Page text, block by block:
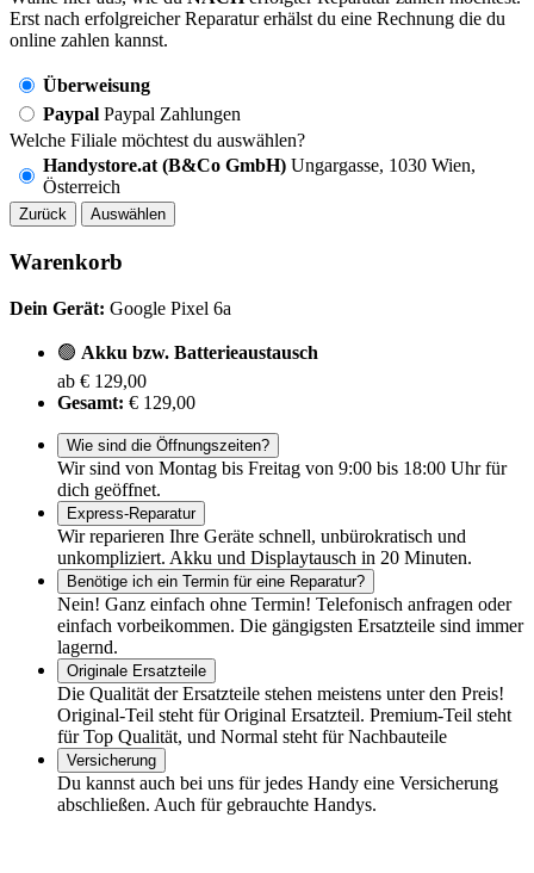
Erst nach erfolgreicher Reparatur erhälst du eine Rechnung die du
online zahlen kannst.
Überweisung
Paypal Paypal Zahlungen
Welche Filiale möchtest du auswählen?
Handystore.at (B&Co GmbH) Ungargasse, 1030 Wien,
Österreich
Zurück Auswählen
Warenkorb
Dein Gerät: Google Pixel 6a
🟢 Akku bzw. Batterieaustausch
ab € 129,00
Gesamt: € 129,00
Wie sind die Öffnungszeiten?
Wir sind von Montag bis Freitag von 9:00 bis 18:00 Uhr für
dich geöffnet.
Express-Reparatur
Wir reparieren Ihre Geräte schnell, unbürokratisch und
unkompliziert. Akku und Displaytausch in 20 Minuten.
Benötige ich ein Termin für eine Reparatur?
Nein! Ganz einfach ohne Termin! Telefonisch anfragen oder
einfach vorbeikommen. Die gängigsten Ersatzteile sind immer
lagernd.
Originale Ersatzteile
Die Qualität der Ersatzteile stehen meistens unter den Preis!
Original-Teil steht für Original Ersatzteil. Premium-Teil steht
für Top Qualität, und Normal steht für Nachbauteile
Versicherung
Du kannst auch bei uns für jedes Handy eine Versicherung
abschließen. Auch für gebrauchte Handys.